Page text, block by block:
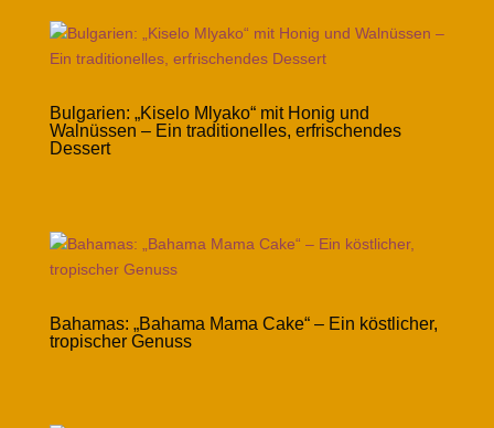
Bulgarien: „Kiselo Mlyako“ mit Honig und
Walnüssen – Ein traditionelles, erfrischendes
Dessert
Bahamas: „Bahama Mama Cake“ – Ein köstlicher,
tropischer Genuss